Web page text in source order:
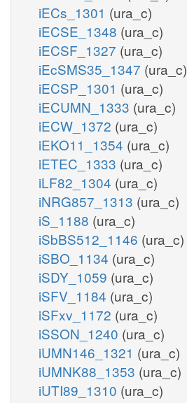
iECs_1301 (ura_c)
iECSE_1348 (ura_c)
iECSF_1327 (ura_c)
iEcSMS35_1347 (ura_c)
iECSP_1301 (ura_c)
iECUMN_1333 (ura_c)
iECW_1372 (ura_c)
iEKO11_1354 (ura_c)
iETEC_1333 (ura_c)
iLF82_1304 (ura_c)
iNRG857_1313 (ura_c)
iS_1188 (ura_c)
iSbBS512_1146 (ura_c)
iSBO_1134 (ura_c)
iSDY_1059 (ura_c)
iSFV_1184 (ura_c)
iSFxv_1172 (ura_c)
iSSON_1240 (ura_c)
iUMN146_1321 (ura_c)
iUMNK88_1353 (ura_c)
iUTI89_1310 (ura_c)